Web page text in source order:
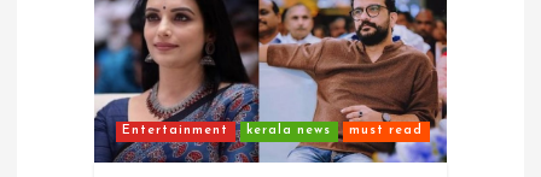
Entertainment kerala news must read